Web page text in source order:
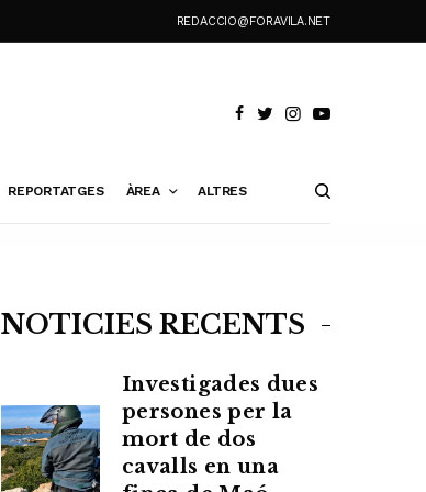
REDACCIO@FORAVILA.NET
REPORTATGES ÀREA ALTRES
NOTÍCIES RECENTS
Investigades dues
persones per la
mort de dos
cavalls en una